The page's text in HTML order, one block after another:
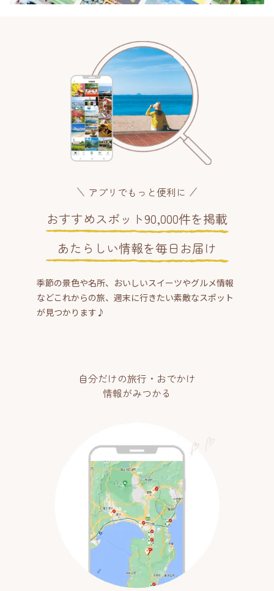
アプリでもっと便利に
おすすめスポット90,000件を掲載
あたらしい情報を毎日お届け
季節の景色や名所、おいしいスイーツやグルメ情報
などこれからの旅、週末に行きたい素敵なスポット
が見つかります♪
自分だけの旅行・おでかけ
情報がみつかる